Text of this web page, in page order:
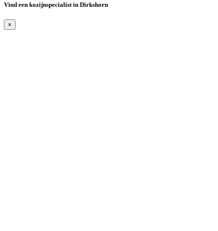
Vind een kozijnspecialist in Dirkshorn
×